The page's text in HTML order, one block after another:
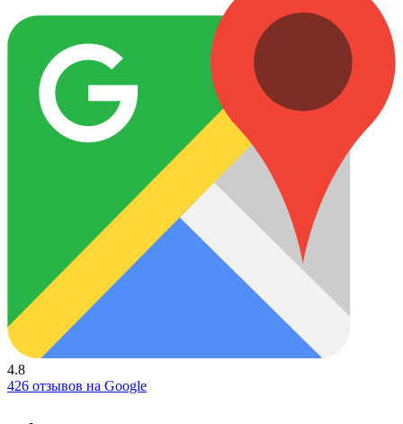
4.8
426 отзывов на Google